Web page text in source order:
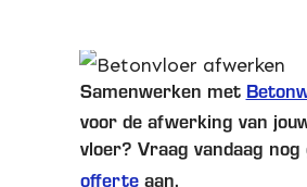
Samenwerken met
voor de afwerking van
vloer? Vraag vandaag
offerteaan.